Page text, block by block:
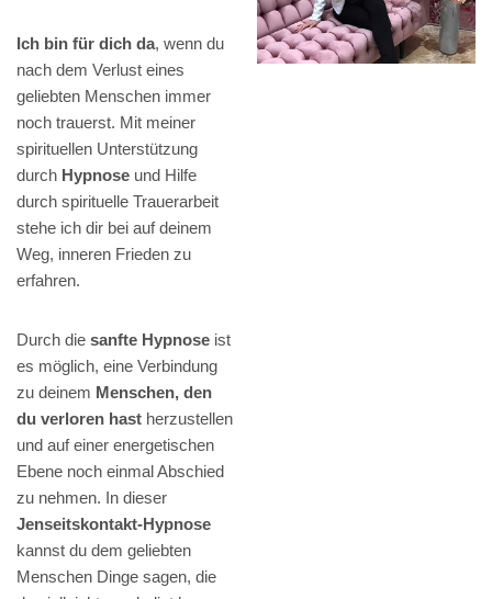
Ich bin für dich da, wenn du
nach dem Verlust eines
geliebten Menschen immer
noch trauerst. Mit meiner
spirituellen Unterstützung
durch Hypnose und Hilfe
durch spirituelle Trauerarbeit
stehe ich dir bei auf deinem
Weg, inneren Frieden zu
erfahren.
Durch die sanfte Hypnose ist
es möglich, eine Verbindung
zu deinem Menschen, den
du verloren hast herzustellen
und auf einer energetischen
Ebene noch einmal Abschied
zu nehmen. In dieser
Jenseitskontakt-Hypnose
kannst du dem geliebten
Menschen Dinge sagen, die